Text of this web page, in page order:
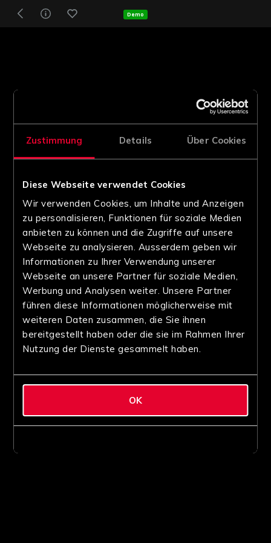
Zustimmung Details Über Cookies
Diese Webseite verwendet Cookies
Wir verwenden Cookies, um Inhalte und Anzeigen
zu personalisieren, Funktionen für soziale Medien
anbieten zu können und die Zugriffe auf unsere
Webseite zu analysieren. Ausserdem geben wir
Informationen zu Ihrer Verwendung unserer
Webseite an unsere Partner für soziale Medien,
Werbung und Analysen weiter. Unsere Partner
führen diese Informationen möglicherweise mit
weiteren Daten zusammen, die Sie ihnen
bereitgestellt haben oder die sie im Rahmen Ihrer
Nutzung der Dienste gesammelt haben.
OK
Demo